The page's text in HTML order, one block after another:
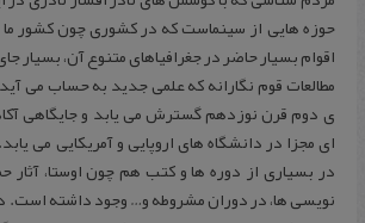
حوزه هایی از سینماست که در کشوری چون کشور ما
اقوام بسیار حاضر در جغرافیاهای متنوع آن، بسیار
مطالعات قوم نگارانه که علمی جدید به حساب می
ی دوم قرن نوزدهم گسترش می یابد و جایگاهی
ای مجزا در دانشگاه های اروپایی و آمریکایی می
در بسیاری از دوره ها و کتب هم چون اوستا، آثار